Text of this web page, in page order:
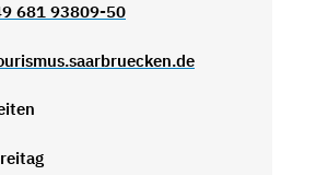
681 93809-50